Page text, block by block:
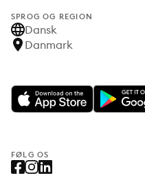
SPROG OG REGION
Dansk
Danmark
FØLG OS